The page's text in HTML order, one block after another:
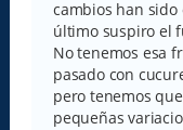
cambios han sido
último suspiro el
No tenemos esa
pasado con
pero tenemos
pequeñas